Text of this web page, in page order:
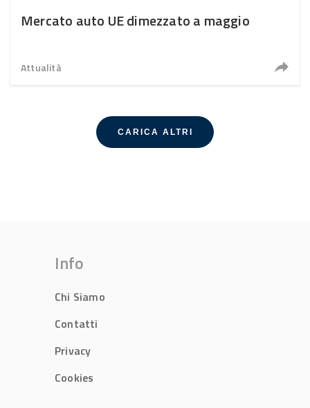
Mercato auto UE dimezzato a maggio
Attualità
CARICA ALTRI
Info
Chi Siamo
Contatti
Privacy
Cookies